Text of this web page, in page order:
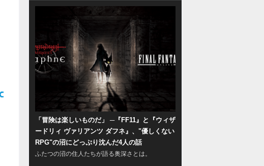
「冒険は楽しいものだ」 ─『FF11』と『ウィザ
ードリィ ヴァリアンツ ダフネ』、"優しくない
RPG"の沼にどっぷり沈んだ4人の話
ふたつの沼の住人たちが語る奥深さとは。